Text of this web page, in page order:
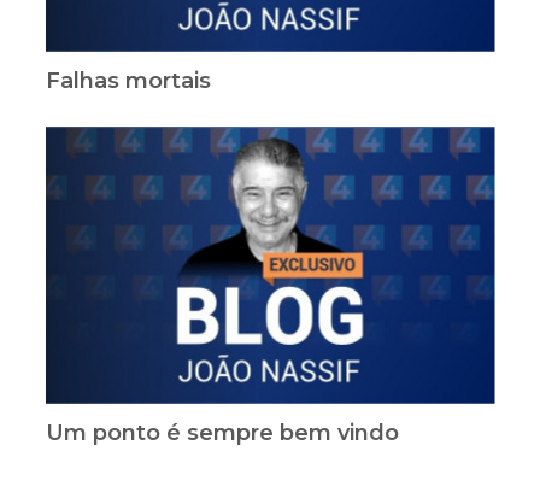
Falhas mortais
Um ponto é sempre bem vindo